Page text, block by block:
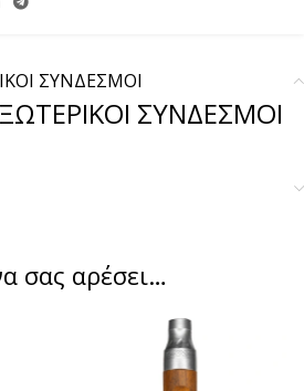
ΣΥΝΔΕΣΜΟΙ
ΣΥΝΔΕΣΜΟΙ
σας αρέσει…